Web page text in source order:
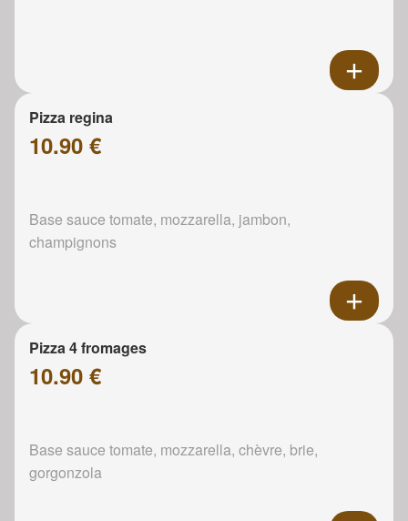
Pizza regina
10.90 €
Base sauce tomate, mozzarella, jambon,
champignons
Pizza 4 fromages
10.90 €
Base sauce tomate, mozzarella, chèvre, brie,
gorgonzola